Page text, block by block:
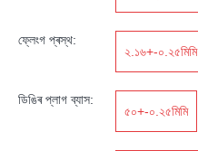
ফ্লেংগ প্ৰস্থ:
২.১৬+-০.২৫মিমি
ডিঙিৰ প্লাগ ব্যাস:
৫০+-০.২৫মিমি